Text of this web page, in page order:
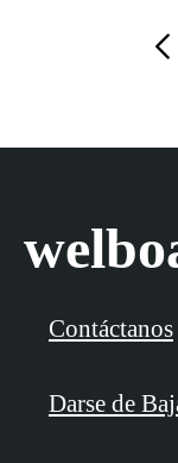
Contáctanos
Darse de